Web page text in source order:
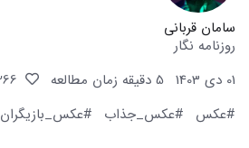
سامان قربانی
روزنامه نگار
01 دی 1403
5 دقیقه زمان مطالعه
#عکس
#عکس_جذاب #عکس_بازیگران